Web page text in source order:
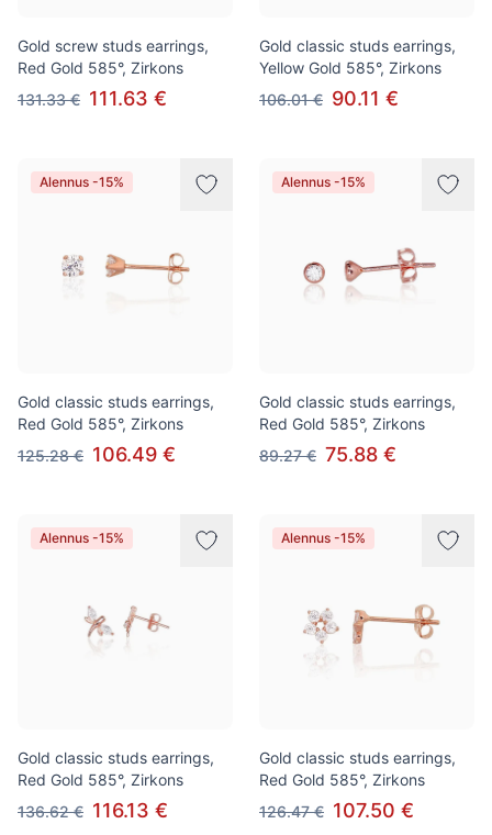
Gold screw studs earrings,
Red Gold 585°, Zirkons
131.33 € 111.63 €
Gold classic studs earrings,
Yellow Gold 585°, Zirkons
106.01 € 90.11 €
Alennus -15%
Gold classic studs earrings,
Red Gold 585°, Zirkons
125.28 € 106.49 €
Alennus -15%
Gold classic studs earrings,
Red Gold 585°, Zirkons
89.27 € 75.88 €
Alennus -15%
Gold classic studs earrings,
Red Gold 585°, Zirkons
136.62 € 116.13 €
Alennus -15%
Gold classic studs earrings,
Red Gold 585°, Zirkons
126.47 € 107.50 €